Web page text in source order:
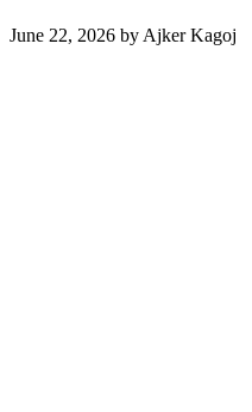
June 22, 2026 by Ajker Kagoj